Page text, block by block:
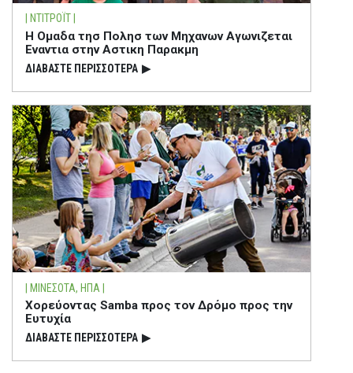
| ΝΤΙΤΡΟΪΤ |
Η Ομαδα τησ Πολησ των Μηχανων Αγωνιζεται
Εναντια στην Αστικη Παρακμη
ΔΙΑΒΑΣΤΕ ΠΕΡΙΣΣΟΤΕΡΑ ▶
| ΜΙΝΕΣΟΤΑ, ΗΠΑ |
Χορεύοντας Samba προς τον Δρόμο προς την
Ευτυχία
ΔΙΑΒΑΣΤΕ ΠΕΡΙΣΣΟΤΕΡΑ ▶